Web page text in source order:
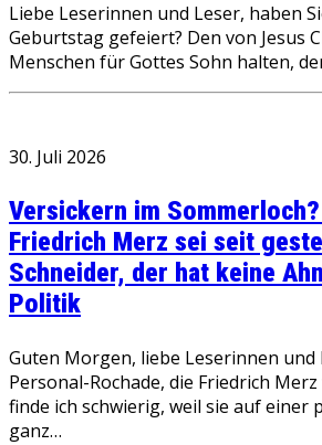
Liebe Leserinnen und Leser, haben
Geburtstag gefeiert? Den von Jesus
Menschen für Gottes Sohn halten,
30. Juli 2026
Versickern im
Friedrich Merz sei seit
Schneider, der hat keine
Politik
Guten Morgen, liebe Leserinnen und
Personal-Rochade, die Friedrich
finde ich schwierig, weil sie auf einer
ganz…